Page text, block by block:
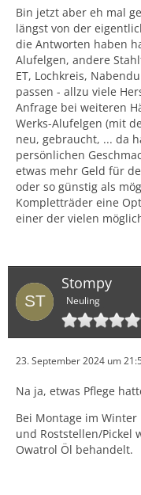
Bin jetzt aber eh mal
längst von der
die Antworten haben
Alufelgen, andere
ET, Lochkreis,
passen - allzu viele
Anfrage bei weiteren
Werks-Alufelgen (mit
neu, gebraucht, ... da
persönlichen
etwas mehr Geld für
oder so günstig als
Kompletträder eine
einer der vielen
Stompy
Neuling
23. September 2024 um
Na ja, etwas Pflege
Bei Montage im
und Roststellen/
Owatrol Öl behandelt.